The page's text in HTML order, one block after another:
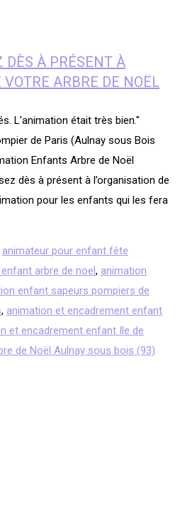
DÈS À PRÉSENT À
VOTRE ARBRE DE NOËL
L'animation était très bien."
de Paris (Aulnay sous Bois
Enfants Arbre de Noël
dès à présent à l’organisation de
pour les enfants qui les fera
animateur pour enfant fête
arbre de noel, animation
enfant sapeurs pompiers de
, animation et encadrement enfant
et encadrement enfant Ile de
de Noël Aulnay sous bois (93)